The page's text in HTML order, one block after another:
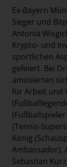
Ex-Bayern
Sieger und
Antonia
Krypto- und
sportlichen
gefeiert. Bei
amüsierten
für Arbeit und
(Tennis-
König
Ambassador),
Sebastian